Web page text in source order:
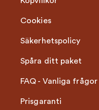
Cookies
Säkerhetspolicy
Spåra ditt paket
FAQ - Vanliga frågor
Prisgaranti